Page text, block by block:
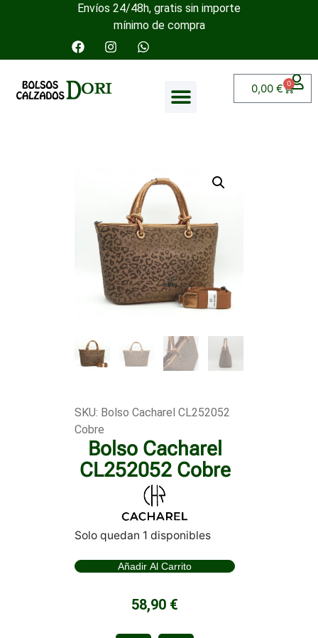
Envíos 24/48h, gratis sin importe
mínimo de compra
0,00 € 0
SKU: Bolso Cacharel CL252052
Cobre
Bolso Cacharel
CL252052 Cobre
Solo quedan 1 disponibles
Añadir Al Carrito
58,90 €